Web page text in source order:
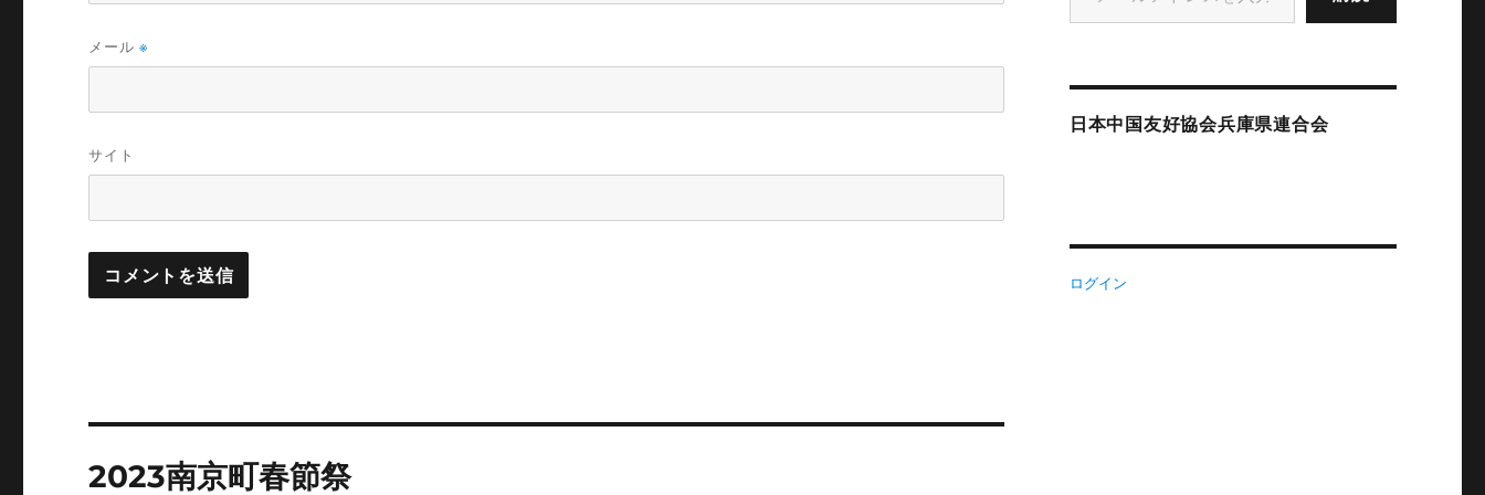
メール※
サイト
2023南京町春節祭
日本中国友好協会兵庫県連合会
ログイン